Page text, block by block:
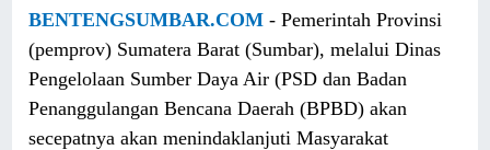
BENTENGSUMBAR.COM - Pemerintah Provinsi
(pemprov) Sumatera Barat (Sumbar), melalui Dinas
Pengelolaan Sumber Daya Air (PSD dan Badan
Penanggulangan Bencana Daerah (BPBD) akan
secepatnya akan menindaklanjuti Masyarakat